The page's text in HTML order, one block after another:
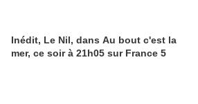
Inédit, Le Nil, dans Au bout c'est la
mer, ce soir à 21h05 sur France 5